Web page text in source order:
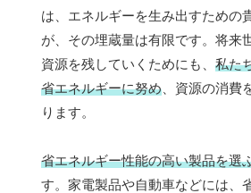
は、エネルギーを生み出すための
が、その埋蔵量は有限です。将来
資源を残していくためにも、 私た
省エネルギーに努め 、資源の消費
ります。
省エネルギー性能の高い製品を選
す。家電製品や自動車などには、